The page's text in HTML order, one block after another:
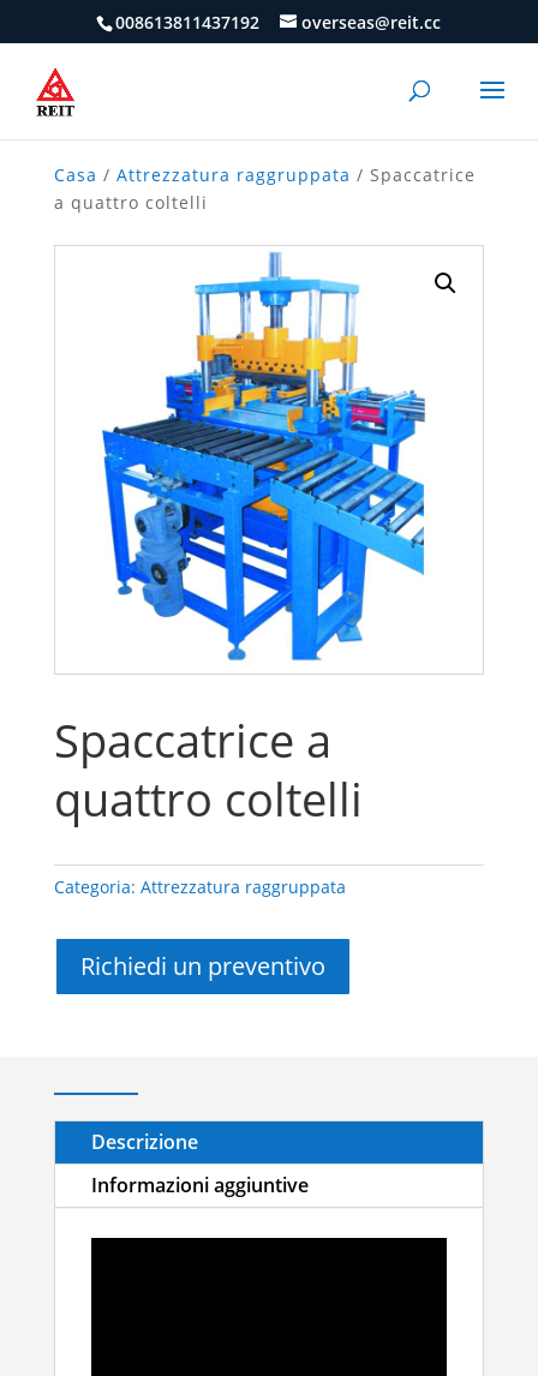
008613811437192 overseas@reit.cc
Casa / Attrezzatura raggruppata / Spaccatrice
a quattro coltelli
Spaccatrice a
quattro coltelli
Categoria: Attrezzatura raggruppata
Richiedi un preventivo
Descrizione
Informazioni aggiuntive